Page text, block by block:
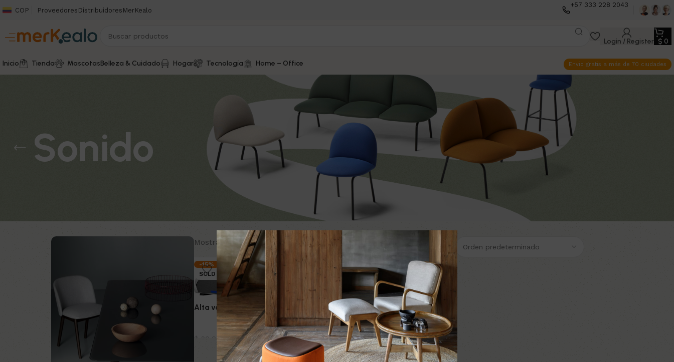
COP Proveedores Distribuidores MerKealo
+57 333 228 2043
Login / Register $ 0
Inicio Tienda MascotasBelleza & Cuidado Hogar Tecnología Home – Office Envio gratis a más de 70 ciudades
Sonido
Mostrando el único resultado
-15%
SOLD OUT
Alta voz parlante
Tecnología
76.900
Leer más